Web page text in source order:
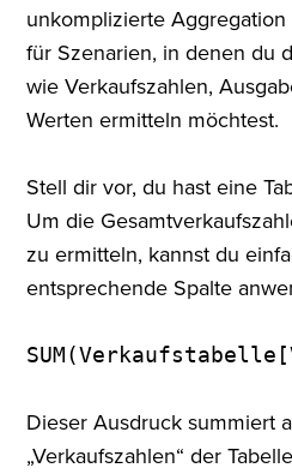
unkomplizierte
für Szenarien, in denen du
wie Verkaufszahlen,
Werten ermitteln möchtest.
Stell dir vor, du hast eine
Um die
zu ermitteln, kannst du
entsprechende Spalte
Dieser Ausdruck summiert
„Verkaufszahlen“ der